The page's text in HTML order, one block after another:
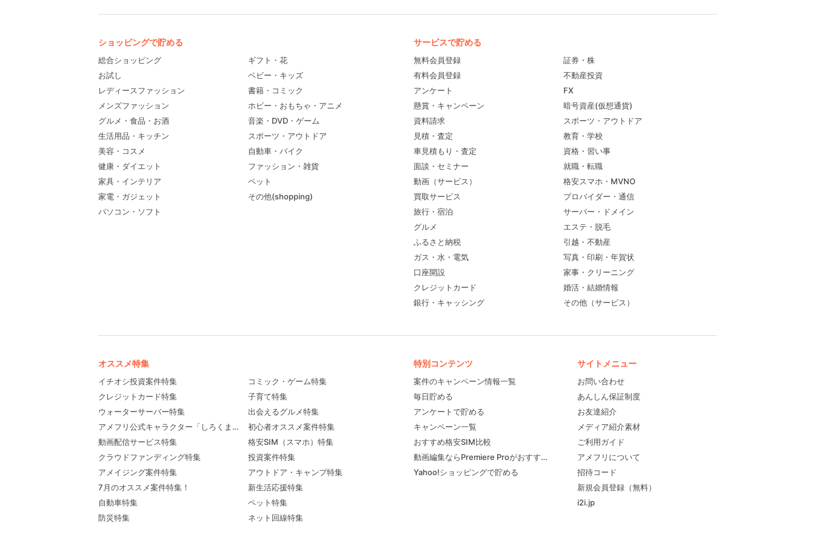
ショッピングで貯める
総合ショッピング
お試し
レディースファッション
メンズファッション
グルメ・食品・お酒
生活用品・キッチン
美容・コスメ
健康・ダイエット
家具・インテリア
家電・ガジェット
パソコン・ソフト
ギフト・花
ベビー・キッズ
書籍・コミック
ホビー・おもちゃ・アニメ
音楽・DVD・ゲーム
スポーツ・アウトドア
自動車・バイク
ファッション・雑貨
ペット
その他(shopping)
サービスで貯める
無料会員登録
有料会員登録
アンケート
懸賞・キャンペーン
資料請求
見積・査定
車見積もり・査定
面談・セミナー
動画（サービス）
買取サービス
旅行・宿泊
グルメ
ふるさと納税
ガス・水・電気
口座開設
クレジットカード
銀行・キャッシング
証券・株
不動産投資
FX
暗号資産(仮想通貨)
スポーツ・アウトドア
教育・学校
資格・習い事
就職・転職
格安スマホ・MVNO
プロバイダー・通信
サーバー・ドメイン
エステ・脱毛
引越・不動産
写真・印刷・年賀状
家事・クリーニング
婚活・結婚情報
その他（サービス）
オススメ特集
イチオシ投資案件特集
クレジットカード特集
ウォーターサーバー特集
アメフリ公式キャラクター「しろくま先輩」プロフィール
動画配信サービス特集
クラウドファンディング特集
アメイジング案件特集
7月のオススメ案件特集！
自動車特集
防災特集
コミック・ゲーム特集
子育て特集
出会えるグルメ特集
初心者オススメ案件特集
格安SIM（スマホ）特集
投資案件特集
アウトドア・キャンプ特集
新生活応援特集
ペット特集
ネット回線特集
特別コンテンツ
案件のキャンペーン情報一覧
毎日貯める
アンケートで貯める
キャンペーン一覧
おすすめ格安SIM比較
動画編集ならPremiere Proがおすすめ！
Yahoo!ショッピングで貯める
サイトメニュー
お問い合わせ
あんしん保証制度
お友達紹介
メディア紹介素材
ご利用ガイド
アメフリについて
招待コード
新規会員登録（無料）
i2i.jp